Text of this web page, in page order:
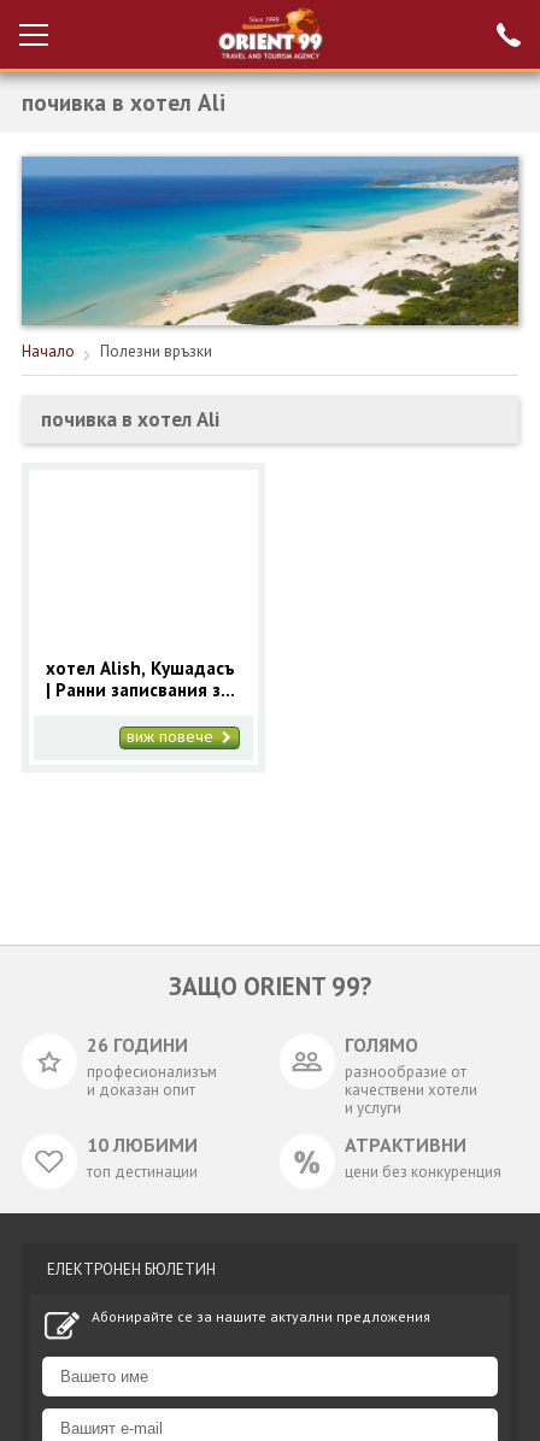
Вход за агенти
РАННИ ЗАПИСВАНИЯ ТУРЦИЯ
НОВА ГОДИНА ТУРЦИЯ
НОВА ГОДИНА
ПОЧИВКИ
КРУИЗИ
ЕКЗОТИКА
0700 144 34
почивка в хотел Ali
Начало Полезни връзки
почивка в хотел Ali
хотел Alish, Кушадасъ
| Ранни записвания за
виж повече
ЗАЩО ORIENT 99?
26 ГОДИНИ
професионализъм
и доказан опит
ГОЛЯМО
разнообразие от
качествени хотели
и услуги
10 ЛЮБИМИ
топ дестинации
АТРАКТИВНИ
цени без конкуренция
ЕЛЕКТРОНЕН БЮЛЕТИН
Абонирайте се за нашите актуални предложения